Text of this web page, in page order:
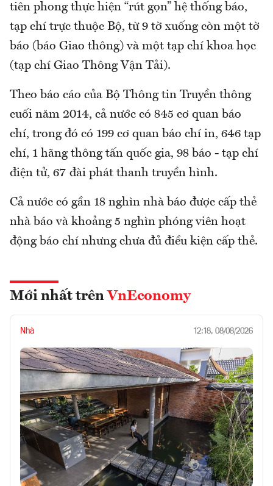
tiên phong thực hiện “rút gọn” hệ thống báo,
tạp chí trực thuộc Bộ, từ 9 tờ xuống còn một tờ
báo (báo Giao thông) và một tạp chí khoa học
(tạp chí Giao Thông Vận Tải).
Theo báo cáo của Bộ Thông tin Truyền thông
cuối năm 2014, cả nước có 845 cơ quan báo
chí, trong đó có 199 cơ quan báo chí in, 646 tạp
chí, 1 hãng thông tấn quốc gia, 98 báo - tạp chí
điện tử, 67 đài phát thanh truyền hình.
Cả nước có gần 18 nghìn nhà báo được cấp thẻ
nhà báo và khoảng 5 nghìn phóng viên hoạt
động báo chí nhưng chưa đủ điều kiện cấp thẻ.
Mới nhất trên VnEconomy
Nhà 12:18, 08/08/2026